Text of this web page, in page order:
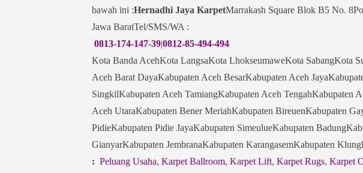
bawah ini :Hernadhi Jaya KarpetMarrakash Square Blok B5 No.
Jawa BaratTel/SMS/WA :
0813-174-147-39|0812-85-494-494
Kota Banda AcehKota LangsaKota LhokseumaweKota SabangKota
Aceh Barat DayaKabupaten Aceh BesarKabupaten Aceh
SingkilKabupaten Aceh TamiangKabupaten Aceh TengahKabupaten
Aceh UtaraKabupaten Bener MeriahKabupaten BireuenKabupaten
PidieKabupaten Pidie JayaKabupaten SimeulueKabupaten
GianyarKabupaten JembranaKabupaten KarangasemKabupaten
: Peluang Usaha, Karpet Ballroom, Karpet Lift, Karpet Rugs, Karpet